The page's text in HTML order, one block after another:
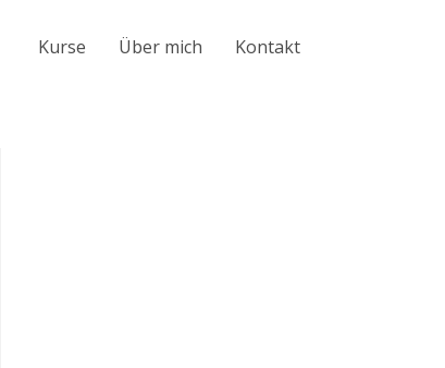
Kurse Über mich Kontakt